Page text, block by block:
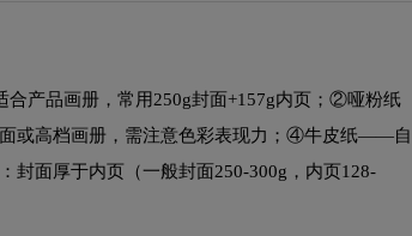
产品画册，常用250g封面+157g内页；②哑粉纸
或高档画册，需注意色彩表现力；④牛皮纸——自
面厚于内页（一般封面250-300g，内页128-